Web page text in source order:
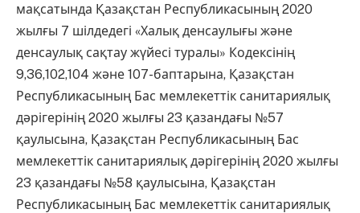
мақсатында Қазақстан Республикасының 2020
жылғы 7 шілдедегі «Халық денсаулығы және
денсаулық сақтау жүйесі туралы» Кодексінің
9,36,102,104 және 107-баптарына, Қазақстан
Республикасының Бас мемлекеттік санитариялық
дәрігерінің 2020 жылғы 23 қазандағы №57
қаулысына, Қазақстан Республикасының Бас
мемлекеттік санитариялық дәрігерінің 2020 жылғы
23 қазандағы №58 қаулысына, Қазақстан
Республикасының Бас мемлекеттік санитариялық